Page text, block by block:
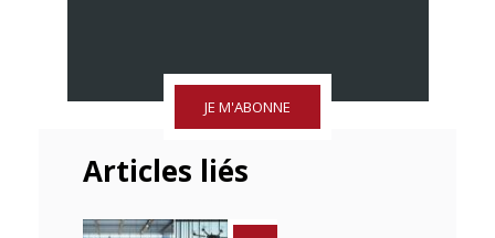
JE M'ABONNE
Articles liés